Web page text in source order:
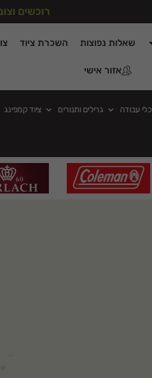
רוכשים
שאלות נפוצות השכרת ציוד
אזור אישי
כלי עבודה גרילים ותנורים ציוד קמפינג